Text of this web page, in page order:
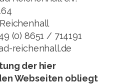
(0) 8651 / 714191
reichenhall.de
der hier
Webseiten obliegt